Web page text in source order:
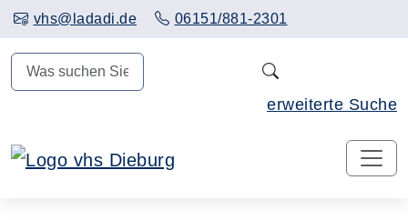
vhs@ladadi.de 06151/881-2301
erweiterte Suche
Hauptinhalt anspringen